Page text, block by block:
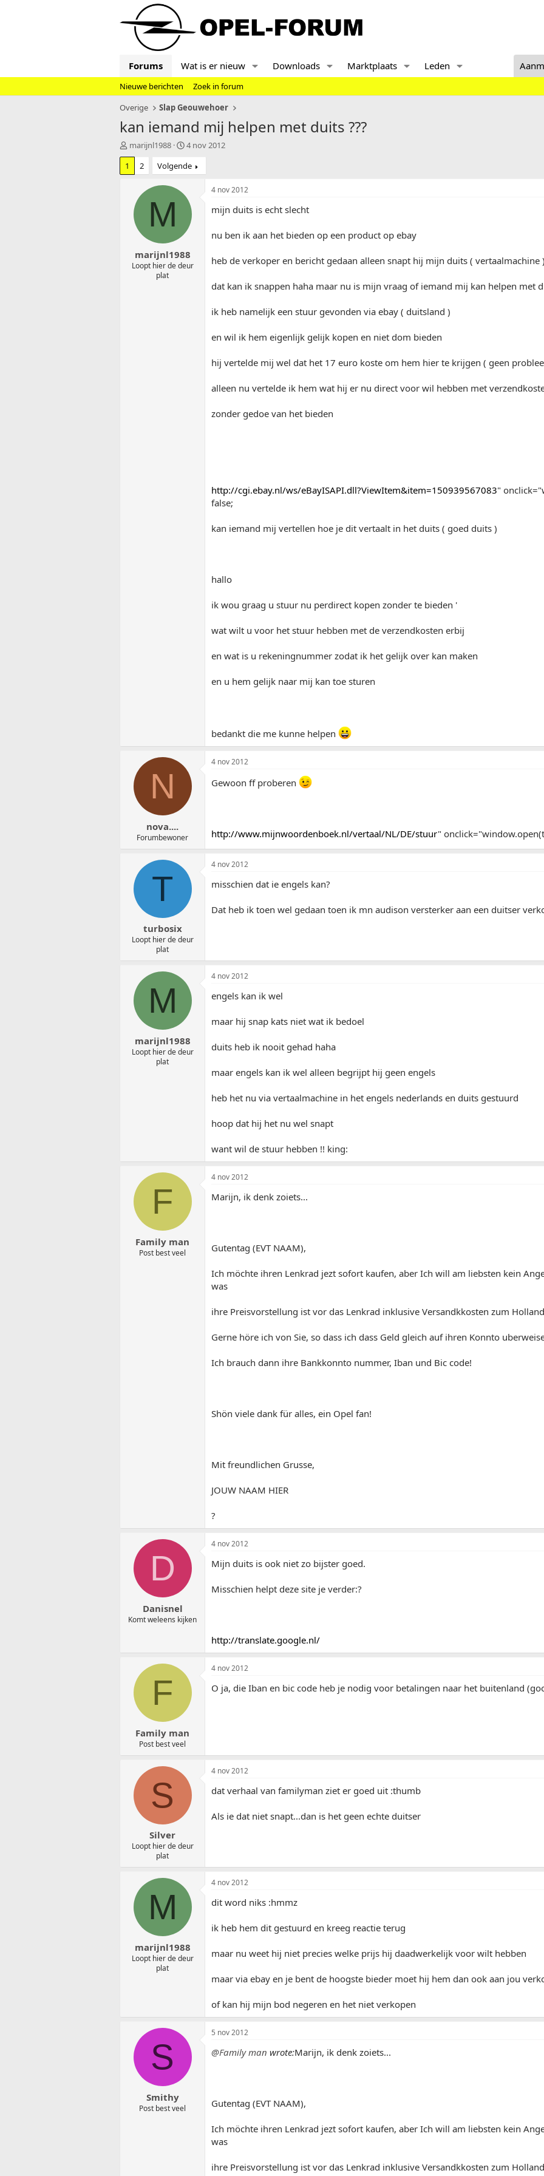
Forums Wat is er nieuw Downloads Marktplaats Leden
Nieuwe berichten
Zoek in forum
Overige
Slap Geouwehoer
kan iemand mij helpen met duits ???
T
o
i
marijnl1988
S
a
r
d
u
4 nov 2012
1
2 Volgende
M
marijnl1988
Loopt hier de deur
plat
4 nov 2012
mijn duits is echt slecht
nu ben ik aan het bieden op een product op ebay
heb de verkoper en bericht gedaan alleen snapt hij mijn duits ( vertaalmachine
dat kan ik snappen haha maar nu is mijn vraag of iemand mij kan helpen met
ik heb namelijk een stuur gevonden via ebay ( duitsland )
en wil ik hem eigenlijk gelijk kopen en niet dom bieden
hij vertelde mij wel dat het 17 euro koste om hem hier te krijgen ( geen
alleen nu vertelde ik hem wat hij er nu direct voor wil hebben met
zonder gedoe van het bieden
http://cgi.ebay.nl/ws/eBayISAPI.dll?ViewItem&item=150939567083"
false;
kan iemand mij vertellen hoe je dit vertaalt in het duits ( goed duits )
hallo
ik wou graag u stuur nu perdirect kopen zonder te bieden '
wat wilt u voor het stuur hebben met de verzendkosten erbij
en wat is u rekeningnummer zodat ik het gelijk over kan maken
en u hem gelijk naar mij kan toe sturen
bedankt die me kunne helpen
N
nova....
Forumbewoner
4 nov 2012
Gewoon ff proberen
http://www.mijnwoordenboek.nl/vertaal/NL/DE/stuur"
T
turbosix
Loopt hier de deur
plat
4 nov 2012
misschien dat ie engels kan?
Dat heb ik toen wel gedaan toen ik mn audison versterker aan een duitser
M
marijnl1988
Loopt hier de deur
plat
4 nov 2012
engels kan ik wel
maar hij snap kats niet wat ik bedoel
duits heb ik nooit gehad haha
maar engels kan ik wel alleen begrijpt hij geen engels
heb het nu via vertaalmachine in het engels nederlands en duits gestuurd
hoop dat hij het nu wel snapt
want wil de stuur hebben !! king:
F
Family man
Post best veel
4 nov 2012
Marijn, ik denk zoiets...
Gutentag (EVT NAAM),
Ich möchte ihren Lenkrad jezt sofort kaufen, aber Ich will am liebsten kein
was
ihre Preisvorstellung ist vor das Lenkrad inklusive Versandkkosten zum
Gerne höre ich von Sie, so dass ich dass Geld gleich auf ihren Konnto
Ich brauch dann ihre Bankkonnto nummer, Iban und Bic code!
Shön viele dank für alles, ein Opel fan!
Mit freundlichen Grusse,
JOUW NAAM HIER
?
D
Danisnel
Komt weleens kijken
4 nov 2012
Mijn duits is ook niet zo bijster goed.
Misschien helpt deze site je verder:?
http://translate.google.nl/
F
Family man
Post best veel
4 nov 2012
O ja, die Iban en bic code heb je nodig voor betalingen naar het buitenland
S
Silver
Loopt hier de deur
plat
4 nov 2012
dat verhaal van familyman ziet er goed uit :thumb
Als ie dat niet snapt...dan is het geen echte duitser
M
marijnl1988
Loopt hier de deur
plat
4 nov 2012
dit word niks :hmmz
ik heb hem dit gestuurd en kreeg reactie terug
maar nu weet hij niet precies welke prijs hij daadwerkelijk voor wilt hebben
maar via ebay en je bent de hoogste bieder moet hij hem dan ook aan jou
of kan hij mijn bod negeren en het niet verkopen
S
Smithy
Post best veel
5 nov 2012
@Family man wrote:Marijn, ik denk zoiets...
Gutentag (EVT NAAM),
Ich möchte ihren Lenkrad jezt sofort kaufen, aber Ich will am liebsten kein
was
ihre Preisvorstellung ist vor das Lenkrad inklusive Versandkkosten zum